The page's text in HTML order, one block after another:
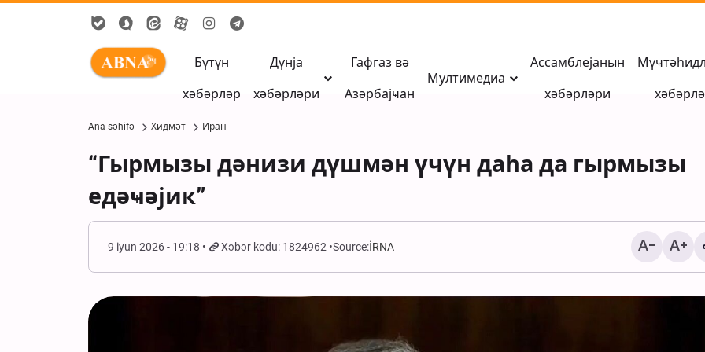
Бүтүн
хәбәрләр
Дүнја
хәбәрләри
Гафгаз вә
Азәрбајҹан
Мултимедиа
Ассамблејанын
хәбәрләри
Ana səhifə Хидмәт Иран
“Гырмызы дәнизи дүшмән үчүн даһа да гырмызы
едәҹәјик”
9 iyun 2026 - 19:18 Xəbər kodu: 1824962 Source:İRNA
АБШ ишғалчы